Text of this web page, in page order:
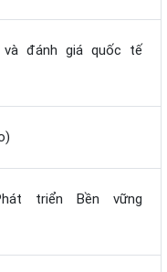
đánh giá quốc tế
triển Bền vững